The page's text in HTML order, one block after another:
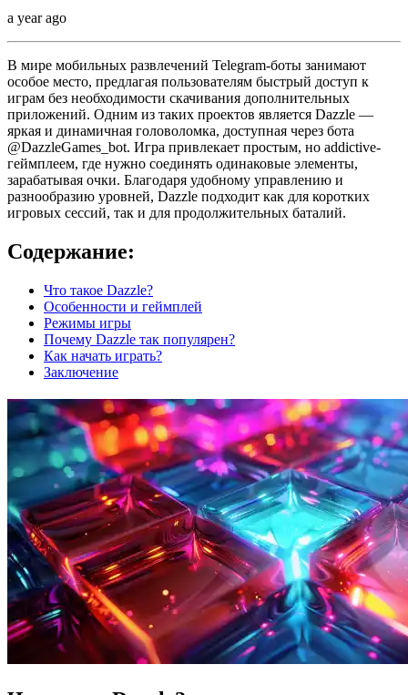
a year ago
В мире мобильных развлечений Telegram-боты занимают
особое место, предлагая пользователям быстрый доступ к
играм без необходимости скачивания дополнительных
приложений. Одним из таких проектов является Dazzle —
яркая и динамичная головоломка, доступная через бота
@DazzleGames_bot. Игра привлекает простым, но addictive-
геймплеем, где нужно соединять одинаковые элементы,
зарабатывая очки. Благодаря удобному управлению и
разнообразию уровней, Dazzle подходит как для коротких
игровых сессий, так и для продолжительных баталий.
Содержание:
Что такое Dazzle?
Особенности и геймплей
Режимы игры
Почему Dazzle так популярен?
Как начать играть?
Заключение